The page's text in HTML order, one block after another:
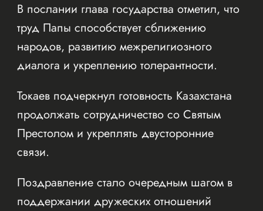
В послании глава государства отметил, что
труд Папы способствует сближению
народов, развитию межрелигиозного
диалога и укреплению толерантности.
Токаев подчеркнул готовность Казахстана
продолжать сотрудничество со Святым
Престолом и укреплять двусторонние
связи.
Поздравление стало очередным шагом в
поддержании дружеских отношений